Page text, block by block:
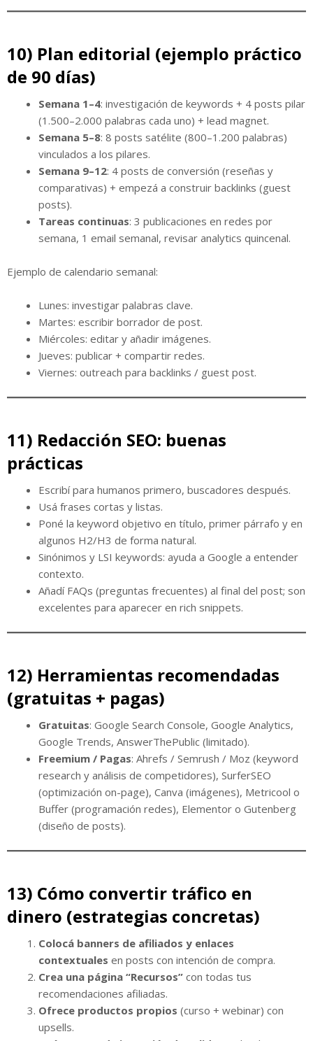
10) Plan editorial (ejemplo práctico
de 90 días)
Semana 1–4: investigación de keywords + 4 posts pilar
(1.500–2.000 palabras cada uno) + lead magnet.
Semana 5–8: 8 posts satélite (800–1.200 palabras)
vinculados a los pilares.
Semana 9–12: 4 posts de conversión (reseñas y
comparativas) + empezá a construir backlinks (guest
posts).
Tareas continuas: 3 publicaciones en redes por
semana, 1 email semanal, revisar analytics quincenal.
Ejemplo de calendario semanal:
Lunes: investigar palabras clave.
Martes: escribir borrador de post.
Miércoles: editar y añadir imágenes.
Jueves: publicar + compartir redes.
Viernes: outreach para backlinks / guest post.
11) Redacción SEO: buenas
prácticas
Escribí para humanos primero, buscadores después.
Usá frases cortas y listas.
Poné la keyword objetivo en título, primer párrafo y en
algunos H2/H3 de forma natural.
Sinónimos y LSI keywords: ayuda a Google a entender
contexto.
Añadí FAQs (preguntas frecuentes) al final del post; son
excelentes para aparecer en rich snippets.
12) Herramientas recomendadas
(gratuitas + pagas)
Gratuitas: Google Search Console, Google Analytics,
Google Trends, AnswerThePublic (limitado).
Freemium / Pagas: Ahrefs / Semrush / Moz (keyword
research y análisis de competidores), SurferSEO
(optimización on-page), Canva (imágenes), Metricool o
Buffer (programación redes), Elementor o Gutenberg
(diseño de posts).
13) Cómo convertir tráfico en
dinero (estrategias concretas)
Colocá banners de afiliados y enlaces
contextuales en posts con intención de compra.
Crea una página “Recursos” con todas tus
recomendaciones afiliadas.
Ofrece productos propios (curso + webinar) con
upsells.